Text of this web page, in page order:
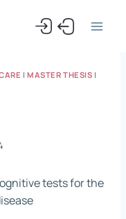
|MASTER THESIS |
tests for the